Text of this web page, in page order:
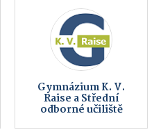
Gymnázium K. V.
Raise a Střední
odborné učiliště